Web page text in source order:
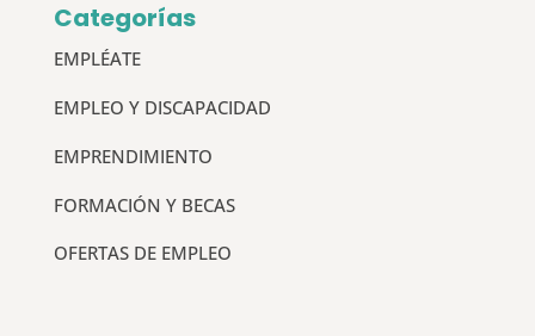
Categorías
EMPLÉATE
EMPLEO Y DISCAPACIDAD
EMPRENDIMIENTO
FORMACIÓN Y BECAS
OFERTAS DE EMPLEO